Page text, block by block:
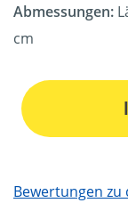
Abmessungen:
cm
Bewertungen